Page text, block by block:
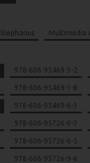
Stephanus Multimedia
978-606-95469-3-2
978-606-95469-1-8
978-606-95469-6-3
978-606-95726-0-3
978-606-95726-6-5
978-606-95726-9-6